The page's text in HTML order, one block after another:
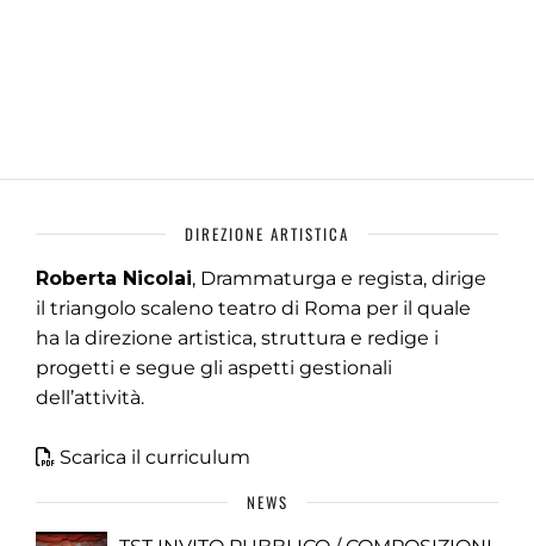
DIREZIONE ARTISTICA
Roberta Nicolai, Drammaturga e regista, dirige
il triangolo scaleno teatro di Roma per il quale
ha la direzione artistica, struttura e redige i
progetti e segue gli aspetti gestionali
dell’attività.
Scarica il curriculum
NEWS